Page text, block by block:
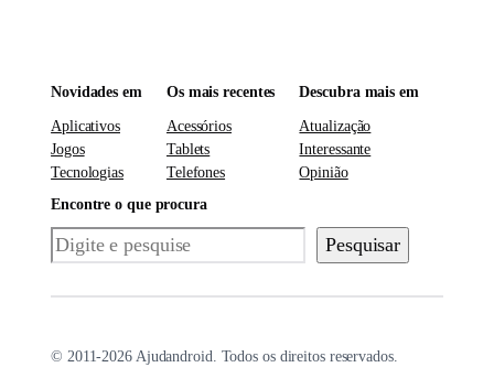
Novidades em
Aplicativos
Jogos
Tecnologias
Os mais recentes
Acessórios
Tablets
Telefones
Descubra mais em
Atualização
Interessante
Opinião
Encontre o que procura
Pesquisar Pesquisar
© 2011-2026 Ajudandroid. Todos os direitos reservados.